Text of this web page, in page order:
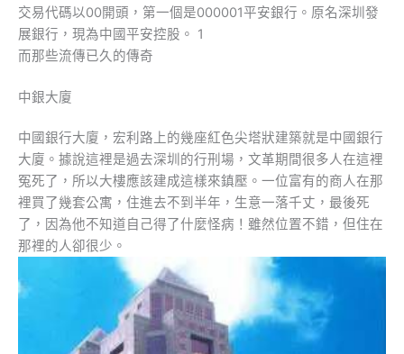
交易代碼以00開頭，第一個是000001平安銀行。原名深圳發
展銀行，現為中國平安控股。 1
而那些流傳已久的傳奇
中銀大廈
中國銀行大廈，宏利路上的幾座紅色尖塔狀建築就是中國銀行
大廈。據說這裡是過去深圳的行刑場，文革期間很多人在這裡
冤死了，所以大樓應該建成這樣來鎮壓。一位富有的商人在那
裡買了幾套公寓，住進去不到半年，生意一落千丈，最後死
了，因為他不知道自己得了什麼怪病！雖然位置不錯，但住在
那裡的人卻很少。